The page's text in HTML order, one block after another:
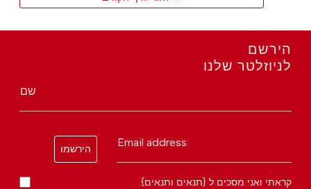
הירשם
לניוזלטר שלנו
שם
Email address
הירשמו
קראתי ואני מסכים ל {תנאים ותנאים}